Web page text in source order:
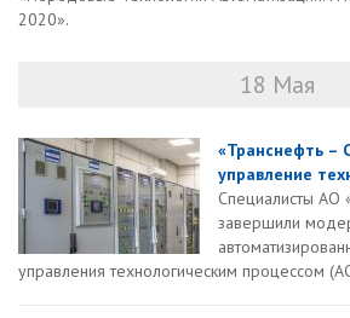
2020».
18 Мая
«Транснефть –
управление
Специалисты АО
завершили
управления технологическим процессом